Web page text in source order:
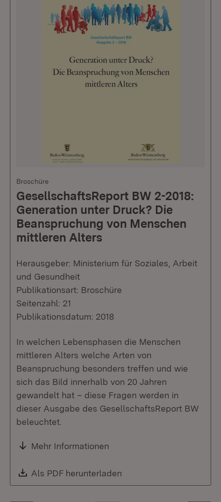
Broschüre
GesellschaftsReport BW 2-2018:
Generation unter Druck? Die
Beanspruchung von Menschen
mittleren Alters
Herausgeber: Ministerium für Soziales, Arbeit
und Gesundheit
Publikationsart: Broschüre
Seitenzahl: 21
Publikationsdatum: 2018
In welchen Lebensphasen die Menschen
mittleren Alters welche Arten von
Beanspruchung besonders treffen und wie
sich das Bild innerhalb von 20 Jahren
gewandelt hat – diese Fragen werden in
dieser Ausgabe des GesellschaftsReport BW
beleuchtet.
Mehr Informationen
Download:
Als PDF herunterladen